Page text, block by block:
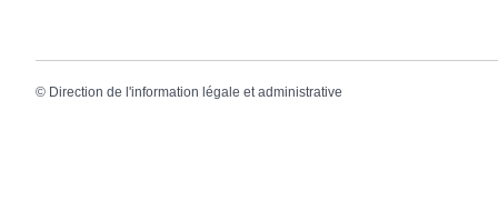
© Direction de l'information légale et administrative